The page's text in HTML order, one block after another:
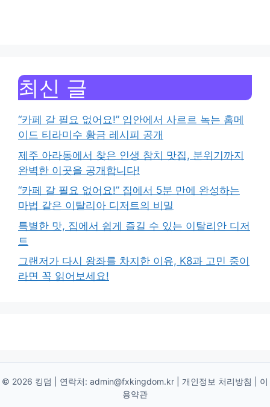
최신 글
“카페 갈 필요 없어요!” 입안에서 사르르 녹는 홈메
이드 티라미수 황금 레시피 공개
제주 아라동에서 찾은 인생 참치 맛집, 분위기까지
완벽한 이곳을 공개합니다!
“카페 갈 필요 없어요!” 집에서 5분 만에 완성하는
마법 같은 이탈리아 디저트의 비밀
특별한 맛, 집에서 쉽게 즐길 수 있는 이탈리안 디저
트
그랜저가 다시 왕좌를 차지한 이유, K8과 고민 중이
라면 꼭 읽어보세요!
© 2026 킹덤 | 연락처: admin@fxkingdom.kr 개인정보 처리방침
이
용약관